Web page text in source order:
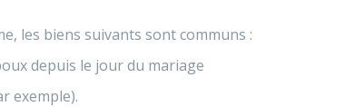
les biens suivants sont communs :
depuis le jour du mariage
exemple).